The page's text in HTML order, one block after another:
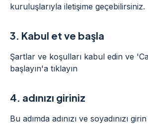
kuruluşlarıyla iletişime geçebilirsiniz.
3. Kabul et ve başla
Şartlar ve koşulları kabul edin ve
başlayın'a tıklayın
4. adınızı giriniz
Bu adımda adınızı ve soyadınızı